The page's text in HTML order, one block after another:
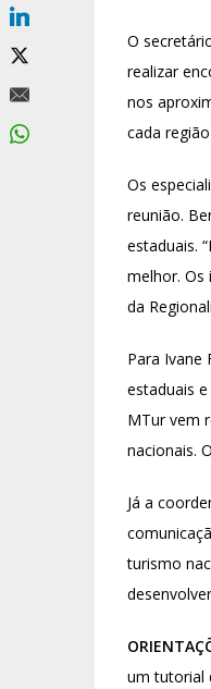
O
realizar
nos
cada
Os
reunião.
estaduais.
melhor. Os
da
Para Ivane
estaduais
MTur vem
nacionais.
Já a
turismo
um tutorial